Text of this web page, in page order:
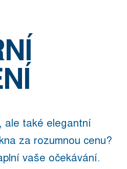
ale také elegantní
za rozumnou cenu?
vaše očekávání.